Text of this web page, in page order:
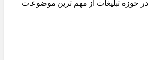
حوزه تبلیغات از مهم ترین موضوعات